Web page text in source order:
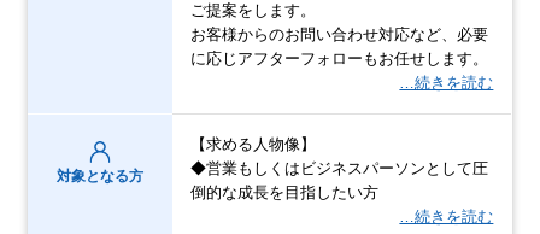
ご提案をします。
お客様からのお問い合わせ対応など、必要
に応じアフターフォローもお任せします。
…続きを読む
対象となる方
【求める人物像】
◆営業もしくはビジネスパーソンとして圧
倒的な成長を目指したい方
…続きを読む